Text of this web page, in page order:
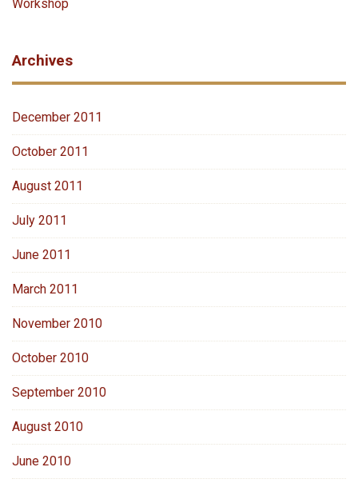
Workshop
Archives
December 2011
October 2011
August 2011
July 2011
June 2011
March 2011
November 2010
October 2010
September 2010
August 2010
June 2010